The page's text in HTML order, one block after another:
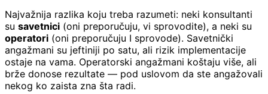
Najvažnija razlika koju treba razumeti: neki konsultanti
su savetnici (oni preporučuju, vi sprovodite), a neki su
operatori (oni preporučuju I sprovode). Savetnički
angažmani su jeftiniji po satu, ali rizik implementacije
ostaje na vama. Operatorski angažmani koštaju više, ali
brže donose rezultate — pod uslovom da ste angažovali
nekog ko zaista zna šta radi.